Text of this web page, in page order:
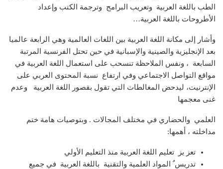
الطب باللغة العربية وتعريب البرامج وترجمة الكتب وإعداد
الأطروحات باللغة العربية…
وأشار إلى مكانة اللغة العربية بين اللغات العالمية وهي الرابعة عالميا
بعد الإنجليزية والصينية والإسبانية في حين تحتل الفرنسية المرتبة
السابعة ، ونفس الملاحظة تنسحب على استعمال اللغة العربية في
مواقع التواصل الاجتماعي وفي ارتفاع نسبة المحتوى العربي على
الإنترنيت، ليدحض المغالطات التي تقول بقصور اللغة العربية وعدم
غنى معجمها
العلمي والحضاري في مختلف المجالات . وبتوصيات هامة ختم
مداخلته ، أهمها:
تعز يز تعليم اللغة العربية منذ التعليم الأولي
تدريس ٌ المواد العلمية والتقنية باللغة العربية في جميع